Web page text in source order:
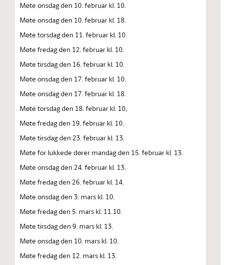
Møte onsdag den 10. februar kl. 10.
Møte onsdag den 10. februar kl. 18.
Møte torsdag den 11. februar kl. 10.
Møte fredag den 12. februar kl. 10.
Møte tirsdag den 16. februar kl. 10.
Møte onsdag den 17. februar kl. 10.
Møte onsdag den 17. februar kl. 18.
Møte torsdag den 18. februar kl. 10,
Møte fredag den 19. februar kl. 10.
Møte tirsdag den 23. februar kl. 13.
Møte for lukkede dører mandag den 15. februar kl. 13.
Møte onsdag den 24. februar kl. 13.
Møte fredag den 26. februar kl. 14.
Møte onsdag den 3. mars kl. 10.
Møte fredag den 5. mars kl. 11.10.
Møte tirsdag den 9. mars kl. 13.
Møte onsdag den 10. mars kl. 10.
Møte fredag den 12. mars kl. 13.